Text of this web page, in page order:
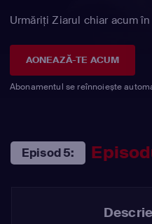
Urmăriți Ziarul chiar acum
AONEAZĂ-TE ACUM
Abonamentul se reînnoiește
Episod 5: